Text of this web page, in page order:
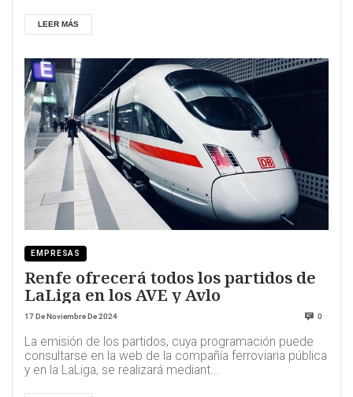
LEER MÁS
EMPRESAS
Renfe ofrecerá todos los partidos de
LaLiga en los AVE y Avlo
17 De Noviembre De 2024 0
La emisión de los partidos, cuya programación puede
consultarse en la web de la compañía ferroviaria pública
y en la LaLiga, se realizará mediant...